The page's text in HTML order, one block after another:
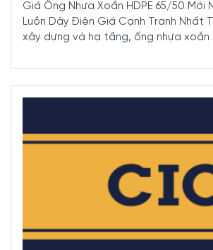
Giá Ống Nhựa Xoắn HDPE 65/50 Mới
Luồn Dây Điện Giá Cạnh Tranh Nhất
xây dựng và hạ tầng, ống nhựa xoắn